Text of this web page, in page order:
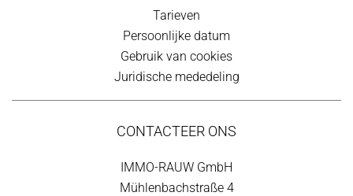
Tarieven
Persoonlijke datum
Gebruik van cookies
Juridische mededeling
CONTACTEER ONS
IMMO-RAUW GmbH
Mühlenbachstraße 4